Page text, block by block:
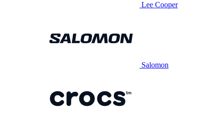
Lee Cooper
Salomon